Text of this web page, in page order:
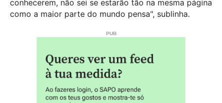
conhecerem, não sei se estarão tão na mesma página
como a maior parte do mundo pensa", sublinha.